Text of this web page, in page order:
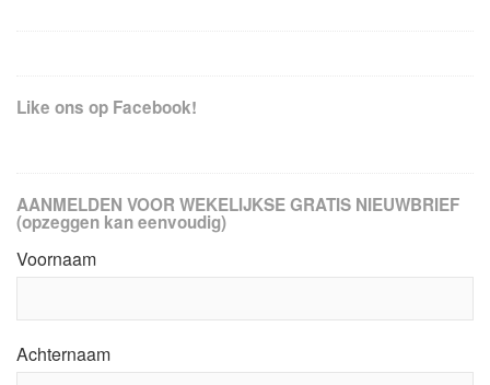
Like ons op Facebook!
AANMELDEN VOOR WEKELIJKSE GRATIS NIEUWBRIEF
(opzeggen kan eenvoudig)
Voornaam
Achternaam